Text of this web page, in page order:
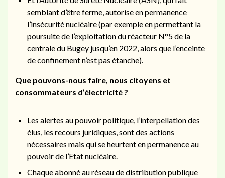
semblant d’être ferme, autorise en permanence
l’insécurité nucléaire (par exemple en permettant la
poursuite de l’exploitation du réacteur N°5 de la
centrale du Bugey jusqu’en 2022, alors que l’enceinte
de confinement n’est pas étanche).
Que pouvons-nous faire, nous citoyens et
consommateurs d’électricité ?
Les alertes au pouvoir politique, l’interpellation des
élus, les recours juridiques, sont des actions
nécessaires mais qui se heurtent en permanence au
pouvoir de l’Etat nucléaire.
Chaque abonné au réseau de distribution publique